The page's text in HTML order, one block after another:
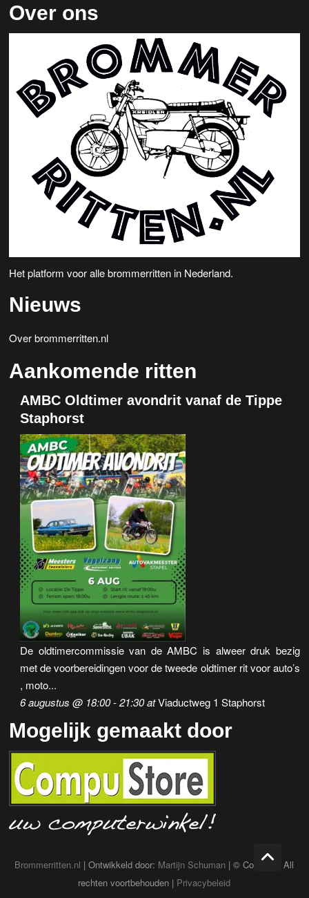
Over ons
Het platform voor alle brommerritten in Nederland.
Nieuws
Over brommerritten.nl
Aankomende ritten
AMBC Oldtimer avondrit vanaf de Tippe
Staphorst
De oldtimercommissie van de AMBC is alweer druk bezig
met de voorbereidingen voor de tweede oldtimer rit voor auto’s
, moto...
6 augustus @ 18:00-21:30atViaductweg 1 Staphorst
Mogelijk gemaakt door
Brommerritten.nl | Ontwikkeld door: Martijn Schuman | © Copyright All
rechten voortbehouden | Privacybeleid